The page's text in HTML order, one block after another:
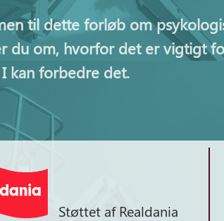
til dette forløb om
du om, hvorfor det er vigtigt
kan forbedre det.
Støttet af Realdania